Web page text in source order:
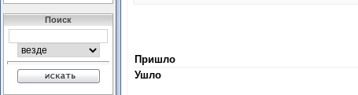
Поиск
Пришло
Ушло